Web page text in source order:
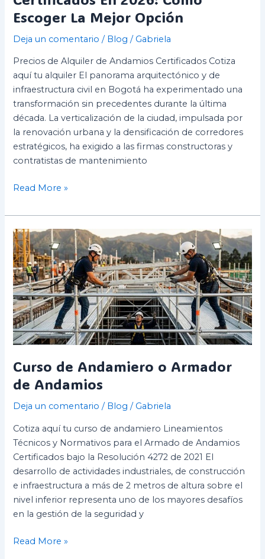
Escoger La Mejor Opción
Deja un comentario / Blog / Gabriela
Precios de Alquiler de Andamios Certificados Cotiza
aquí tu alquiler El panorama arquitectónico y de
infraestructura civil en Bogotá ha experimentado una
transformación sin precedentes durante la última
década. La verticalización de la ciudad, impulsada por
la renovación urbana y la densificación de corredores
estratégicos, ha exigido a las firmas constructoras y
contratistas de mantenimiento
Read More »
Curso de Andamiero o Armador
de Andamios
Deja un comentario / Blog / Gabriela
Cotiza aquí tu curso de andamiero Lineamientos
Técnicos y Normativos para el Armado de Andamios
Certificados bajo la Resolución 4272 de 2021 El
desarrollo de actividades industriales, de construcción
e infraestructura a más de 2 metros de altura sobre el
nivel inferior representa uno de los mayores desafíos
en la gestión de la seguridad y
Curso
de
Andamiero
o
Armador
de
Andamios
Read More »